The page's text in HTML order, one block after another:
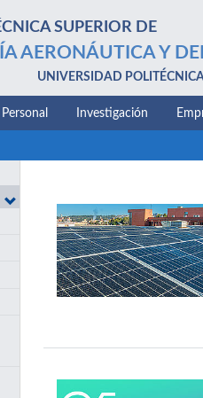
SUPERIOR DE
AERONÁUTICA Y
UNIVERSIDAD
Personal Investigación